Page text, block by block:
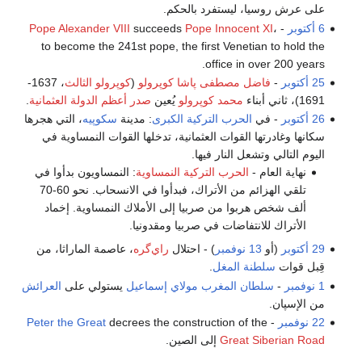
على عرش روسيا، ليستفرد بالحكم.
6 أكتوبر
-
Pope Alexander VIII succeeds Pope Innocent XI،
to become the 241st pope, the first Venetian to hold the
office in over 200 years.
25 أكتوبر
- فاضل مصطفى پاشا كوپرولو (كوپرولو الثالث
، 1637-
1691)، ثاني أبناء
محمد كوپرولو يُعين صدر أعظم الدولة العثمانية
26 أكتوبر
- في الحرب التركية الكبرى: مدينة سكوپيه، التي هجرها
سكانها وغادرتها القوات العثمانية، تدخلها القوات النمساوية في
اليوم التالي وتشعل النار فيها.
نهاية العام - الحرب التركية النمساوية: النمساويون بدأوا في
تلقي الهزائم من الأتراك، فبدأوا في الانسحاب. نحو 60-70
ألف شخص هربوا من صربيا إلى الأملاك النمساوية. إخماد
الأتراك للانتفاضات في صربيا ومقدونيا.
29 أكتوبر
(أو 13 نوفمبر ) - احتلال راي‌گره، عاصمة الماراثا، من
قِبل قوات سلطنة المغل.
1 نوفمبر
- سلطان المغرب مولاي إسماعيل يستولي على العرائش
من الإسپان.
22 نوفمبر
-
Peter the Greatdecrees the construction of the
Great Siberian Road إلى الصين.